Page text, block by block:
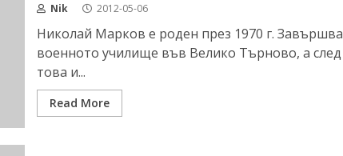
Nik 2012-05-06
Николай Марков е роден през 1970 г. Завършва
военното училище във Велико Търново, а след
това и...
Read More